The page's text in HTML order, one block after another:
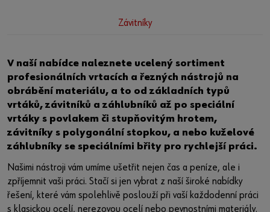
Závitníky
V naší nabídce naleznete ucelený sortiment
profesionálních vrtacích a řezných nástrojů na
obrábění materiálu, a to od základních typů
vrtáků, závitníků a záhlubníků až po speciální
vrtáky s povlakem či stupňovitým hrotem,
závitníky s polygonální stopkou, a nebo kuželové
záhlubníky se speciálními břity pro rychlejší práci.
Našimi nástroji vám umíme ušetřit nejen čas a peníze, ale i
zpříjemnit vaši práci. Stačí si jen vybrat z naší široké nabídky
řešení, které vám spolehlivě poslouží při vaší každodenní práci
s klasickou ocelí, nerezovou ocelí nebo pevnostními materiály.